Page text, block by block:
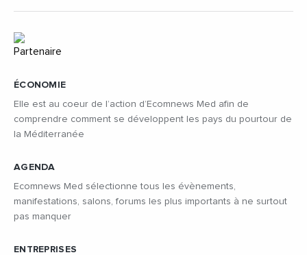
ÉCONOMIE
Elle est au coeur de l’action d’Ecomnews Med afin de
comprendre comment se développent les pays du pourtour de
la Méditerranée
AGENDA
Ecomnews Med sélectionne tous les évènements,
manifestations, salons, forums les plus importants à ne surtout
pas manquer
ENTREPRISES